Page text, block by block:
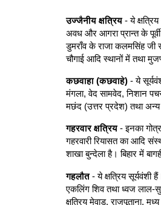
उज्जैनीय क्षत्रिय- ये
अवध और आगरा प्रान्त के
डुमराँव के राजा कलमसिंह जी
चौगाई आदि स्थानों में तथा
कछवाहा (कछवाहे)- ये
मंगला, वेद सामवेद, निशान
मछंद (उत्तर प्रदेश) तथा अन्य
गहरवार क्षत्रिय- इनका
गहरवारी रियासत का आदि
शाखा बुन्देला है। बिहार में
गहलौत- ये क्षत्रिय सूर्यवंशी
एकलिंग शिव तथा ध्वज लाल-
क्षत्रिय मेवाड़, राजपूताना,